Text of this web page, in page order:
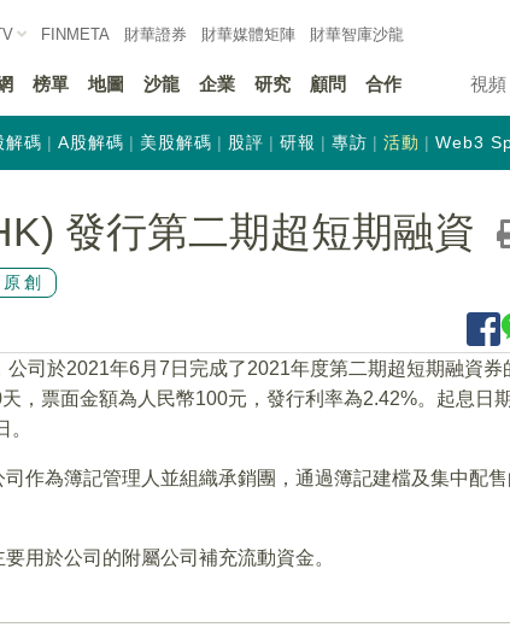
FINMETA 財華證券 財華媒體矩陣 財華智庫沙龍
榜單 地圖 沙龍 企業 研究 顧問 合作 視頻
解碼 A股解碼 美股解碼 股評 研報 專訪 活動 Web3
發行第二期超短期融資
原創
公司於2021年6月7日完成了2021年度第二期超短期融資券
，票面金額為人民幣100元，發行利率為2.42%。起息日
作為簿記管理人並組織承銷團，通過簿記建檔及集中配售
用於公司的附屬公司補充流動資金。